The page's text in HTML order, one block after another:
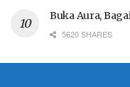
Buka Aura,
5620 SHARES